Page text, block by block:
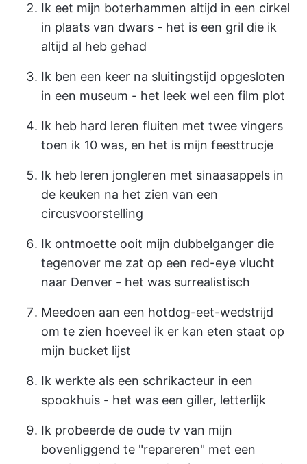
Ik eet mijn boterhammen altijd in een cirkel
in plaats van dwars - het is een gril die ik
altijd al heb gehad
Ik ben een keer na sluitingstijd opgesloten
in een museum - het leek wel een film plot
Ik heb hard leren fluiten met twee vingers
toen ik 10 was, en het is mijn feesttrucje
Ik heb leren jongleren met sinaasappels in
de keuken na het zien van een
circusvoorstelling
Ik ontmoette ooit mijn dubbelganger die
tegenover me zat op een red-eye vlucht
naar Denver - het was surrealistisch
Meedoen aan een hotdog-eet-wedstrijd
om te zien hoeveel ik er kan eten staat op
mijn bucket lijst
Ik werkte als een schrikacteur in een
spookhuis - het was een giller, letterlijk
Ik probeerde de oude tv van mijn
bovenliggend te "repareren" met een